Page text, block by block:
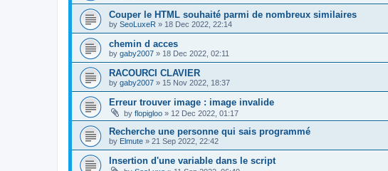
Couper le HTML souhaité parmi de nombreux similaires
by SeoLuxeR » 18 Dec 2022, 22:14
chemin d acces
by gaby2007 » 18 Dec 2022, 02:11
RACOURCI CLAVIER
by gaby2007 » 15 Nov 2022, 18:37
Erreur trouver image : image invalide
by flopigloo » 12 Dec 2022, 01:17
Recherche une personne qui sais programmé
by Elmute » 21 Sep 2022, 22:42
Insertion d'une variable dans le script